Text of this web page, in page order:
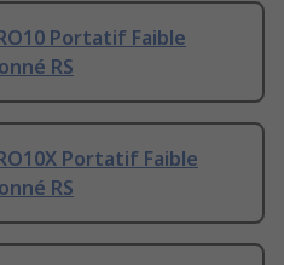
Portatif Faible
RS
Portatif Faible
RS